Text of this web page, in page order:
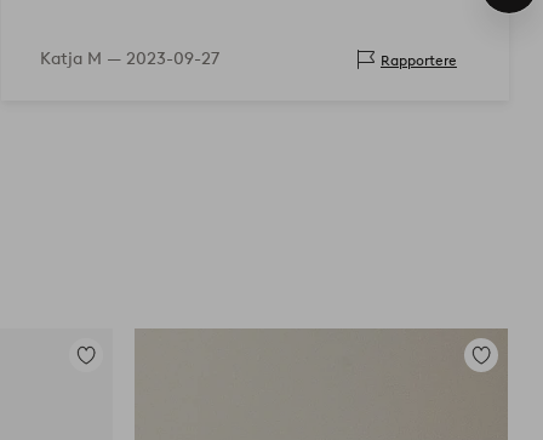
Katja M — 2023-09-27 Rapportere
Legg
Legg